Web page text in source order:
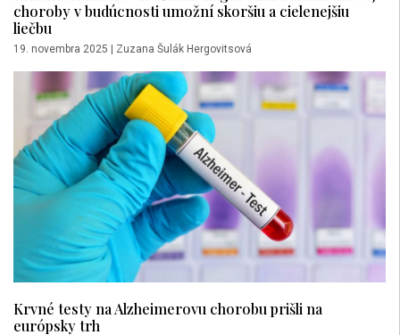
choroby v budúcnosti umožní skoršiu a cielenejšiu
liečbu
19. novembra 2025 Zuzana Šulák Hergovitsová
Krvné testy na Alzheimerovu chorobu prišli na
európsky trh